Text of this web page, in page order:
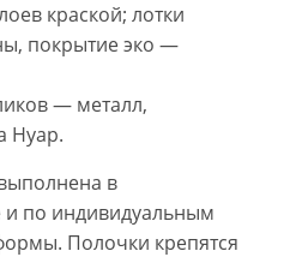
краской; лотки
покрытие эко —
— металл,
Нуар.
в
и по индивидуальным
Полочки крепятся